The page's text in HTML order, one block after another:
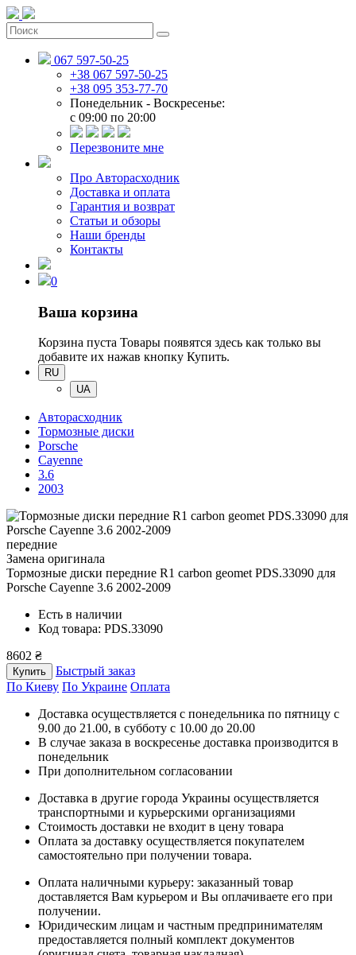
067 597-50-25
+38 067 597-50-25
+38 095 353-77-70
Понедельник - Воскресенье:
c 09:00 по 20:00
Перезвоните мне
Про Авторасходник
Доставка и оплата
Гарантия и возврат
Статьи и обзоры
Наши бренды
Контакты
0
Ваша корзина
Корзина пуста Товары появятся здесь как только вы
добавите их нажав кнопку Купить.
RU
UA
Авторасходник
Тормозные диски
Porsche
Cayenne
3.6
2003
передние
Замена оригинала
Тормозные диски передние R1 carbon geomet PDS.33090 для
Porsche Cayenne 3.6 2002-2009
Есть в наличии
Код товара: PDS.33090
8602 ₴
Купить
Быстрый заказ
По Киеву По Украине Оплата
Доставка осуществляется с понедельника по пятницу с
9.00 до 21.00, в субботу с 10.00 до 20.00
В случае заказа в воскресенье доставка производится в
понедельник
При дополнительном согласовании
Доставка в другие города Украины осуществляется
транспортными и курьерскими организациями
Стоимость доставки не входит в цену товара
Оплата за доставку осуществляется покупателем
самостоятельно при получении товара.
Оплата наличными курьеру: заказанный товар
доставляется Вам курьером и Вы оплачиваете его при
получении.
Юридическим лицам и частным предпринимателям
предоставляется полный комплект документов